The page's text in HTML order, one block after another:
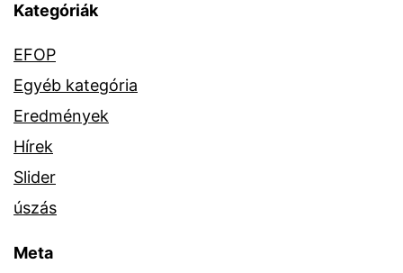
Kategóriák
EFOP
Egyéb kategória
Eredmények
Hírek
Slider
úszás
Meta